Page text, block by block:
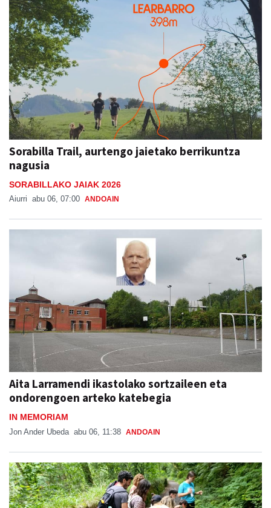
Sorabilla Trail, aurtengo jaietako berrikuntza
nagusia
SORABILLAKO JAIAK 2026
Aiurri abu 06, 07:00 ANDOAIN
Aita Larramendi ikastolako sortzaileen eta
ondorengoen arteko katebegia
IN MEMORIAM
Jon Ander Ubeda abu 06, 11:38 ANDOAIN